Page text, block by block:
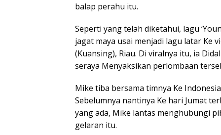
balap perahu itu.
Seperti yang telah diketahui, lagu
jagat maya usai menjadi lagu latar Ke
(Kuansing), Riau. Di viralnya itu, ia
seraya Menyaksikan perlombaan
Mike tiba bersama timnya Ke
Sebelumnya nantinya Ke hari Jumat
yang ada, Mike lantas menghubungi
gelaran itu.